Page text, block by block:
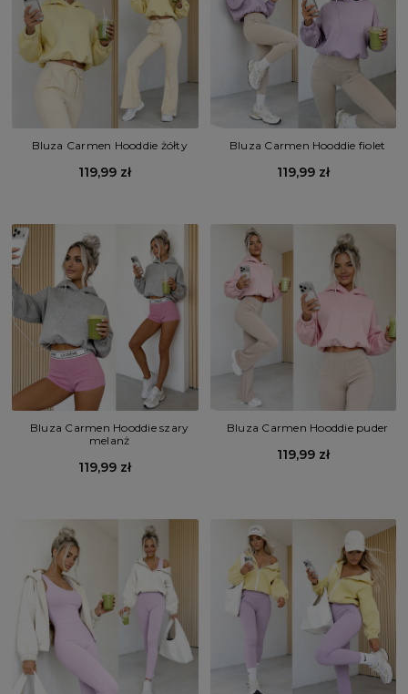
Bluza Carmen Hooddie żółty
119,99 zł
Bluza Carmen Hooddie fiolet
119,99 zł
Bluza Carmen Hooddie szary
melanż
119,99 zł
Bluza Carmen Hooddie puder
119,99 zł